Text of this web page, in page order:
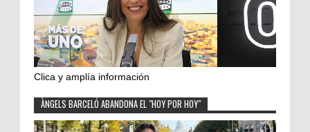
Clica y amplía información
ÀNGELS BARCELÓ ABANDONA EL "HOY POR HOY"